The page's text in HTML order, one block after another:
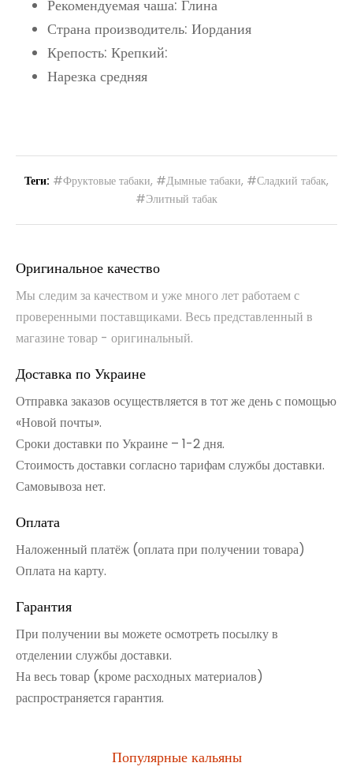
Рекомендуемая чаша: Глина
Страна производитель: Иордания
Крепость: Крепкий:
Нарезка средняя
Теги: #Фруктовые табаки, #Дымные табаки, #Сладкий табак,
#Элитный табак
Оригинальное качество
Мы следим за качеством и уже много лет работаем с
проверенными поставщиками. Весь представленный в
магазине товар - оригинальный.
Доставка по Украине
Отправка заказов осуществляется в тот же день с помощью
«Новой почты».
Сроки доставки по Украине – 1-2 дня.
Стоимость доставки согласно тарифам службы доставки.
Самовывоза нет.
Оплата
Наложенный платёж (оплата при получении товара)
Оплата на карту.
Гарантия
При получении вы можете осмотреть посылку в
отделении службы доставки.
На весь товар (кроме расходных материалов)
распространяется гарантия.
Популярные кальяны